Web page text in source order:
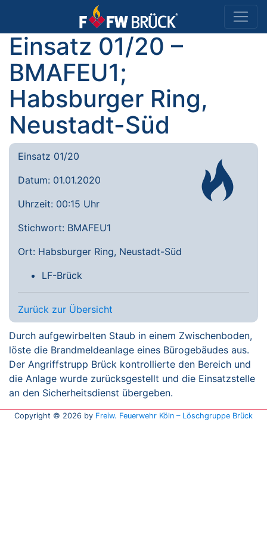
Einsatz 01/20 –
BMAFEU1;
Habsburger Ring,
Neustadt-Süd
Einsatz 01/20
Datum: 01.01.2020
Uhrzeit: 00:15 Uhr
Stichwort: BMAFEU1
Ort: Habsburger Ring, Neustadt-Süd
LF-Brück
Zurück zur Übersicht
Durch aufgewirbelten Staub in einem Zwischenboden,
löste die Brandmeldeanlage eines Bürogebäudes aus.
Der Angriffstrupp Brück kontrollierte den Bereich und
die Anlage wurde zurücksgestellt und die Einsatzstelle
an den Sicherheitsdienst übergeben.
Copyright © 2026 by Freiw. Feuerwehr Köln – Löschgruppe Brück